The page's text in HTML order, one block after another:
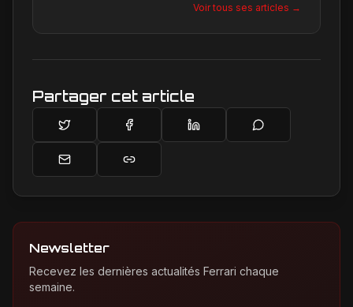
détails qui façonnent la légende de la marque.
Son site, Ferrari Passion, est le reflet de son
Maranello.
Voir tous ses articles →
Partager cet article
Newsletter
Recevez les dernières actualités Ferrari chaque
semaine.